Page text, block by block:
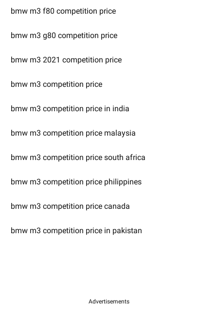
bmw m3 f80 competition price
bmw m3 g80 competition price
bmw m3 2021 competition price
bmw m3 competition price
bmw m3 competition price in india
bmw m3 competition price malaysia
bmw m3 competition price south africa
bmw m3 competition price philippines
bmw m3 competition price canada
bmw m3 competition price in pakistan
Advertisements